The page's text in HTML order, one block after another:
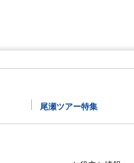
尾瀬ツアー特集